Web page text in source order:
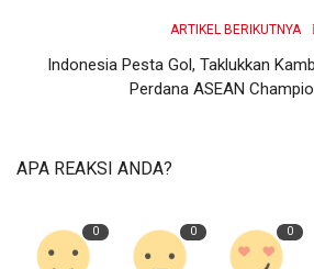
ARTIKEL BERIKUTNYA
Indonesia Pesta Gol, Taklukkan
Perdana ASEAN
APA REAKSI ANDA?
0 0 0